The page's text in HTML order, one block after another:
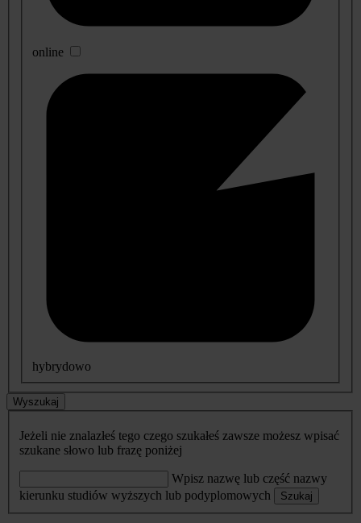
online
hybrydowo
Wyszukaj
Jeżeli nie znalazłeś tego czego szukałeś zawsze możesz wpisać
szukane słowo lub frazę poniżej
Wpisz nazwę lub część nazwy
kierunku studiów wyższych lub podyplomowych
Szukaj